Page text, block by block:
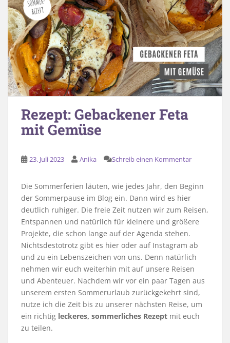
Rezept: Gebackener Feta
mit Gemüse
23. Juli 2023 Anika Schreib einen Kommentar
Die Sommerferien läuten, wie jedes Jahr, den Beginn
der Sommerpause im Blog ein. Dann wird es hier
deutlich ruhiger. Die freie Zeit nutzen wir zum Reisen,
Entspannen und natürlich für kleinere und größere
Projekte, die schon lange auf der Agenda stehen.
Nichtsdestotrotz gibt es hier oder auf Instagram ab
und zu ein Lebenszeichen von uns. Denn natürlich
nehmen wir euch weiterhin mit auf unsere Reisen
und Abenteuer. Nachdem wir vor ein paar Tagen aus
unserem ersten Sommerurlaub zurückgekehrt sind,
nutze ich die Zeit bis zu unserer nächsten Reise, um
ein richtig leckeres, sommerliches Rezept mit euch
zu teilen.